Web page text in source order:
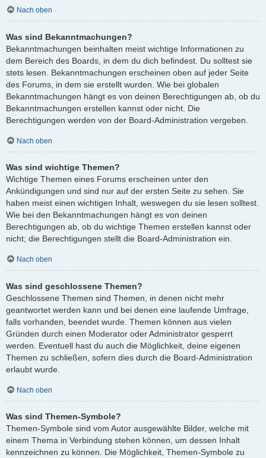
Nach oben
Was sind Bekanntmachungen?
Bekanntmachungen beinhalten meist wichtige Informationen zu
dem Bereich des Boards, in dem du dich befindest. Du solltest sie
stets lesen. Bekanntmachungen erscheinen oben auf jeder Seite
des Forums, in dem sie erstellt wurden. Wie bei globalen
Bekanntmachungen hängt es von deinen Berechtigungen ab, ob du
Bekanntmachungen erstellen kannst oder nicht. Die
Berechtigungen werden von der Board-Administration vergeben.
Nach oben
Was sind wichtige Themen?
Wichtige Themen eines Forums erscheinen unter den
Ankündigungen und sind nur auf der ersten Seite zu sehen. Sie
haben meist einen wichtigen Inhalt, weswegen du sie lesen solltest.
Wie bei den Bekanntmachungen hängt es von deinen
Berechtigungen ab, ob du wichtige Themen erstellen kannst oder
nicht; die Berechtigungen stellt die Board-Administration ein.
Nach oben
Was sind geschlossene Themen?
Geschlossene Themen sind Themen, in denen nicht mehr
geantwortet werden kann und bei denen eine laufende Umfrage,
falls vorhanden, beendet wurde. Themen können aus vielen
Gründen durch einen Moderator oder Administrator gesperrt
werden. Eventuell hast du auch die Möglichkeit, deine eigenen
Themen zu schließen, sofern dies durch die Board-Administration
erlaubt wurde.
Nach oben
Was sind Themen-Symbole?
Themen-Symbole sind vom Autor ausgewählte Bilder, welche mit
einem Thema in Verbindung stehen können, um dessen Inhalt
kennzeichnen zu können. Die Möglichkeit, Themen-Symbole zu